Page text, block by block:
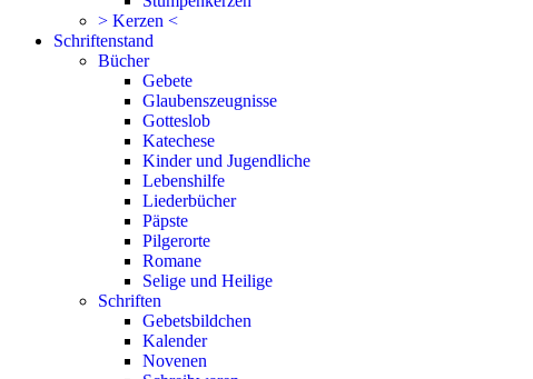
> Kerzen <
Schriftenstand
Bücher
Gebete
Glaubenszeugnisse
Gotteslob
Katechese
Kinder und Jugendliche
Lebenshilfe
Liederbücher
Päpste
Pilgerorte
Romane
Selige und Heilige
Schriften
Gebetsbildchen
Kalender
Novenen